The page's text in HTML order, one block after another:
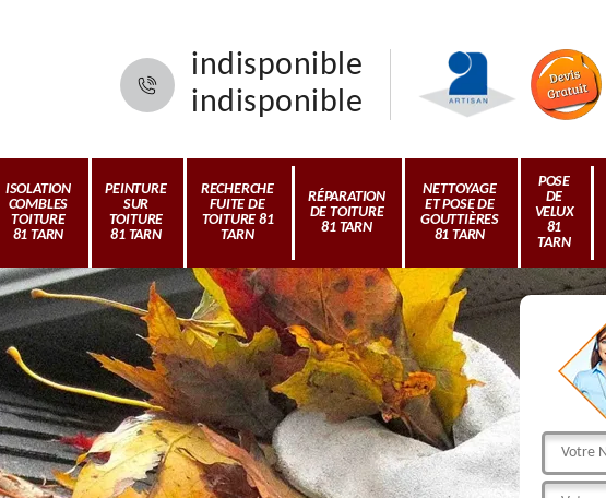
indisponible
indisponible
ISOLATION
COMBLES
TOITURE
81 TARN
PEINTURE
SUR
TOITURE
81 TARN
RECHERCHE
FUITE DE
TOITURE 81
TARN
RÉPARATION
DE TOITURE
81 TARN
NETTOYAGE
ET POSE DE
GOUTTIÈRES
81 TARN
POSE
DE
VELUX
81
TARN